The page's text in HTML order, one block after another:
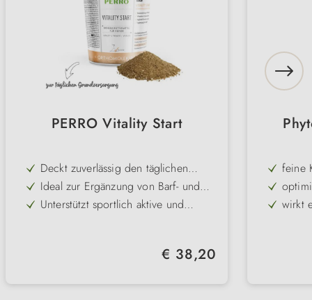
PERRO Vitality Start
Deckt zuverlässig den täglichen
Bedarf an Vitaminen & Mineralstoffen
Ideal zur Ergänzung von Barf- und
Hausmannskost-Rationen
Unterstützt sportlich aktive und
Gut verträglich – für Hunde aller
Regulärer Preis:
€ 38,20
feine
wirkt